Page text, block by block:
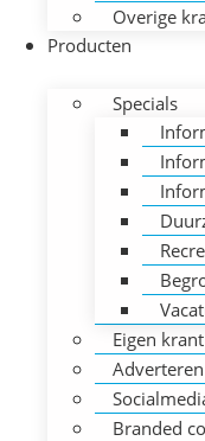
Overige
Producten
Specials
Eigen krant
Adverteren
Branded